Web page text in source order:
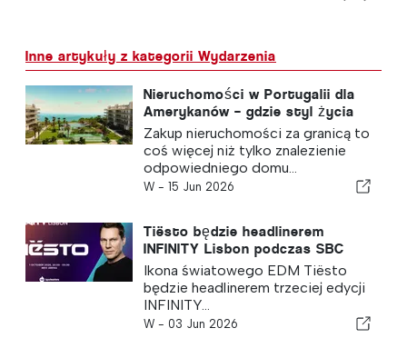
Inne artykuły z kategorii Wydarzenia
Nieruchomości w Portugalii dla
Amerykanów – gdzie styl życia
łączy się z mądrą inwestycją
(bezpłatne webinarium „Dom w
Portugalii”)
Zakup nieruchomości za granicą to
coś więcej niż tylko znalezienie
odpowiedniego domu...
W - 15 Jun 2026
Tiësto będzie headlinerem
INFINITY Lisbon podczas SBC
Summit 2026
Ikona światowego EDM Tiësto
będzie headlinerem trzeciej edycji
INFINITY...
W - 03 Jun 2026